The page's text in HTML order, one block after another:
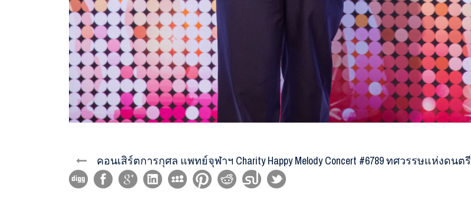
คอนเสิร์ตการกุศล แพทย์จุฬาฯ Charity Happy Melody Concert #6789 ทศวรรษแห่งดนตรี